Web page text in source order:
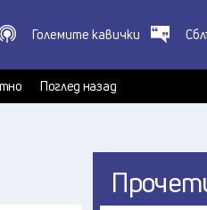
X
Големите кавички
Поглед назад